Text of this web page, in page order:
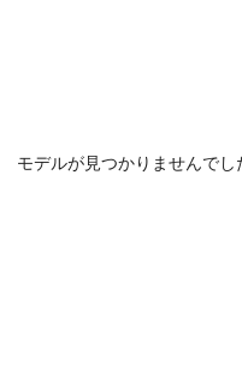
モデルが見つかりませんでし